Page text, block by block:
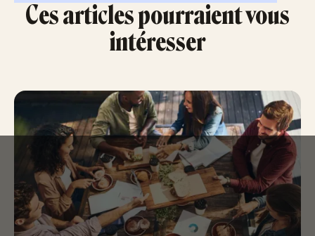
Ces articles pourraient vous
intéresser